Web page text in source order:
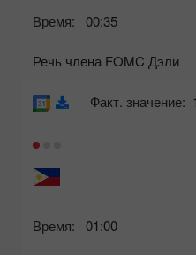
Время: 00:35
Речь члена FOMC Дэли
Время: 01:00
Факт. значение: